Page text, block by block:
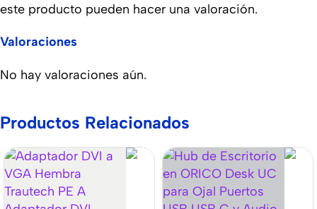
Valoraciones
No hay valoraciones aún.
este producto pueden hacer una valoración.
Productos Relacionados